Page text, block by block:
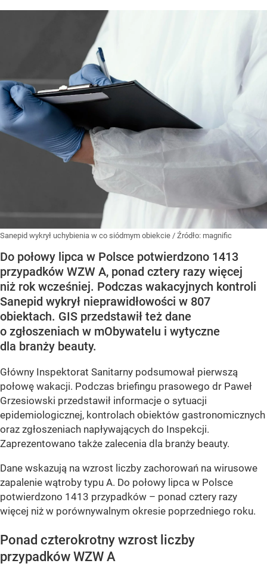
Sanepid wykrył uchybienia w co siódmym obiekcie / Źródło: magnific
Do połowy lipca w Polsce potwierdzono 1413
przypadków WZW A, ponad cztery razy więcej
niż rok wcześniej. Podczas wakacyjnych kontroli
Sanepid wykrył nieprawidłowości w 807
obiektach. GIS przedstawił też dane
o zgłoszeniach w mObywatelu i wytyczne
dla branży beauty.
Główny Inspektorat Sanitarny podsumował pierwszą
połowę wakacji. Podczas briefingu prasowego dr Paweł
Grzesiowski przedstawił informacje o sytuacji
epidemiologicznej, kontrolach obiektów gastronomicznych
oraz zgłoszeniach napływających do Inspekcji.
Zaprezentowano także zalecenia dla branży beauty.
Dane wskazują na wzrost liczby zachorowań na wirusowe
zapalenie wątroby typu A. Do połowy lipca w Polsce
potwierdzono 1413 przypadków – ponad cztery razy
więcej niż w porównywalnym okresie poprzedniego roku.
Ponad czterokrotny wzrost liczby
przypadków WZW A